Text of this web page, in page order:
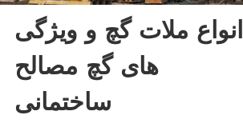
انواع ملات گچ و ویژگی
های گچ مصالح
ساختمانی